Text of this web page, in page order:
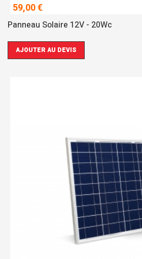
59,00 €
Panneau Solaire 12V - 20Wc
AJOUTER AU DEVIS